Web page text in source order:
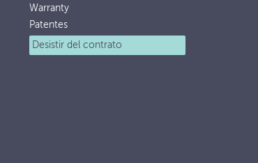
Warranty
Patentes
Desistir del contrato